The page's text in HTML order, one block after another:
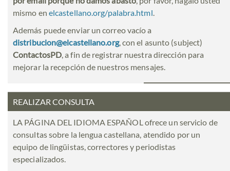
mismo en elcastellano.org/palabra.html.
Además puede enviar un correo vacío a
distribucion@elcastellano.org, con el asunto (subject)
ContactosPD, a fin de registrar nuestra dirección para
mejorar la recepción de nuestros mensajes.
REALIZAR CONSULTA
LA PÁGINA DEL IDIOMA ESPAÑOL ofrece un servicio de
consultas sobre la lengua castellana, atendido por un
equipo de lingüistas, correctores y periodistas
especializados.